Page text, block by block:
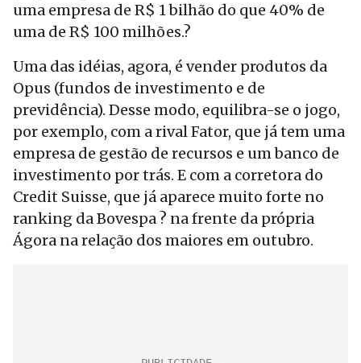
uma empresa de R$ 1 bilhão do que 40% de
uma de R$ 100 milhões.?
Uma das idéias, agora, é vender produtos da
Opus (fundos de investimento e de
previdência). Desse modo, equilibra-se o jogo,
por exemplo, com a rival Fator, que já tem uma
empresa de gestão de recursos e um banco de
investimento por trás. E com a corretora do
Credit Suisse, que já aparece muito forte no
ranking da Bovespa ? na frente da própria
Ágora na relação dos maiores em outubro.